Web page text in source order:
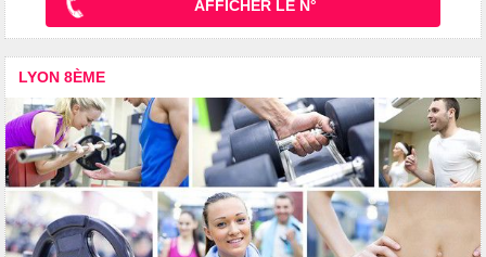
AFFICHER LE N°
LYON 8ÈME